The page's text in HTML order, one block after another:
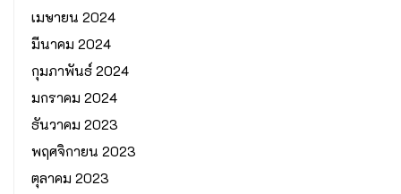
เมษายน 2024
มีนาคม 2024
กุมภาพันธ์ 2024
มกราคม 2024
ธันวาคม 2023
พฤศจิกายน 2023
ตุลาคม 2023